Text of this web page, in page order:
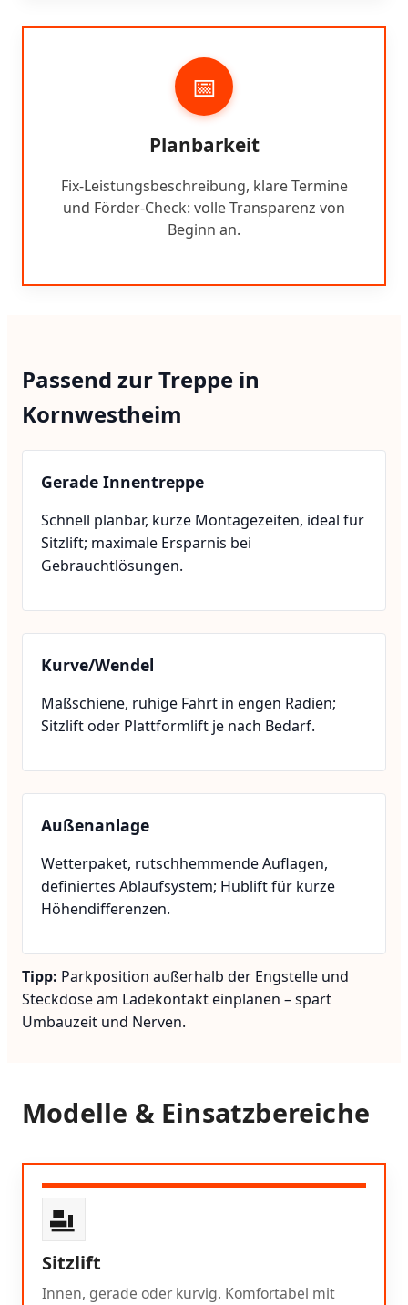
📅
Planbarkeit
Fix-Leistungsbeschreibung, klare Termine
und Förder-Check: volle Transparenz von
Beginn an.
Passend zur Treppe in
Kornwestheim
Gerade Innentreppe
Schnell planbar, kurze Montagezeiten, ideal für
Sitzlift; maximale Ersparnis bei
Gebrauchtlösungen.
Kurve/Wendel
Maßschiene, ruhige Fahrt in engen Radien;
Sitzlift oder Plattformlift je nach Bedarf.
Außenanlage
Wetterpaket, rutschhemmende Auflagen,
definiertes Ablaufsystem; Hublift für kurze
Höhendifferenzen.
Tipp: Parkposition außerhalb der Engstelle und
Steckdose am Ladekontakt einplanen – spart
Umbauzeit und Nerven.
Modelle & Einsatzbereiche
Sitzlift
Innen, gerade oder kurvig. Komfortabel mit